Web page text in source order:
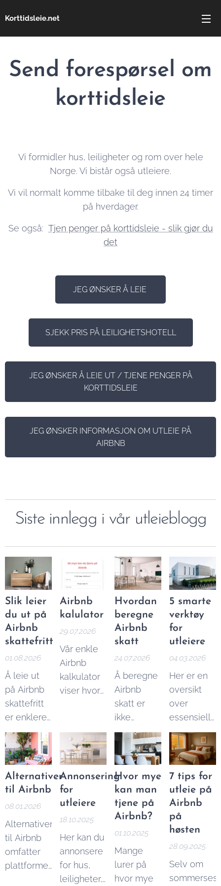
Korttidsleie.net
Send forespørsel om
korttidsleie
Vi formidler hus, leiligheter og rom over hele
Norge. Vi bistår også utleiere.
Vi vil normalt komme tilbake til deg innen 24 timer
på hverdager.
Se også: Tjen penger på korttidsleie - slik gjør du
det
JEG ØNSKER Å LEIE
SJEKK PRIS PÅ LEILIGHETSHOTELL
JEG ØNSKER Å LEIE UT / TJENE PENGER PÅ
KORTTIDSLEIE
JEG ØNSKER INFORMASJON OM UTLEIE PÅ
AIRBNB
Siste innlegg i vår utleieblogg
Slik leier
du ut på
Airbnb
skattefritt
01.08.2026
Å leie ut
på Airbnb
skattefritt
er enklere
enn du tror.
I denne
artikkelen
forklarer vi
beløpsgrensene
kjenne til.
Airbnb
kalulator
29.07.2026
Vår enkle
Airbnb
kalkulator
viser hvor
på Airbnb
utleie per
år.
Hvordan
beregne
Airbnb
skatt
24.07.2026
Å beregne
Airbnb
skatt er
ikke
vanskelig.
Her er er
en enkel
guide til å
beregne
Airbnb
skatt, og
vår Airbnb
skatt
kalkulator
5 smarte
verktøy
for
utleiere
04.03.2026
Her er en
oversikt
over
essensielle
verktøy og
tjenester
må du ha
for å kunne
drive
effektiv
utleie.
Alternativer
til Airbnb
08.01.2026
Alternativer
til Airbnb
omfatter
plattformer
Annonsering
for
utleiere
18.10.2025
Her kan du
annonsere
for hus,
leiligheter,
Hvor mye
kan man
tjene på
Airbnb?
01.10.2025
Mange
lurer på
hvor mye
7 tips for
utleie på
Airbnb
på
høsten
28.09.2025
Selv om